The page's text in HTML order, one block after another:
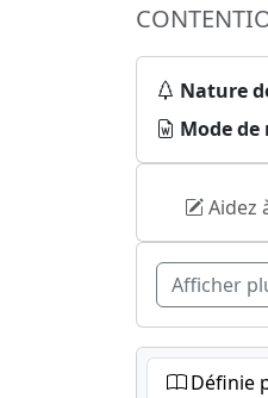
Nature
Mode
Aidez
Afficher
Définie